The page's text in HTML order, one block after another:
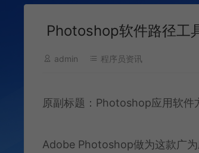
Photoshop软件路径工
admin 程序员资讯
原副标题：Photoshop应用软件
Adobe Photoshop做为这款广